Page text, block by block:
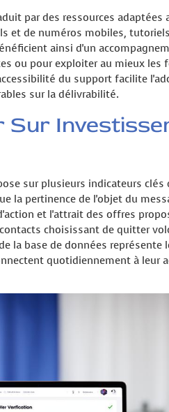
par des ressources adaptées
et de numéros mobiles,
ainsi d'un
ou pour exploiter au mieux les
du support facilite
sur la délivrabilité.
sur plusieurs indicateurs
la pertinence de l'objet du
et l'attrait des offres
choisissant de quitter
la base de données représente
quotidiennement à leur